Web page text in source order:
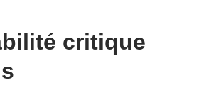
critique